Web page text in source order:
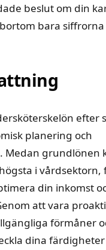
beslut om din
bara siffrorna
efter
planering och
Medan grundlönen
i vårdsektorn,
din inkomst
att vara
förmåner
dina